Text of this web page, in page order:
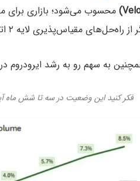
محسوب می‌شود؛ بازاری برای
مقیاس‌پذیری لایه ۲ اتریوم، راه‌اندازی شده بود.
به سهم رو به رشد ایرودروم
فکر کنید این وضعیت در سه تا شش ماه